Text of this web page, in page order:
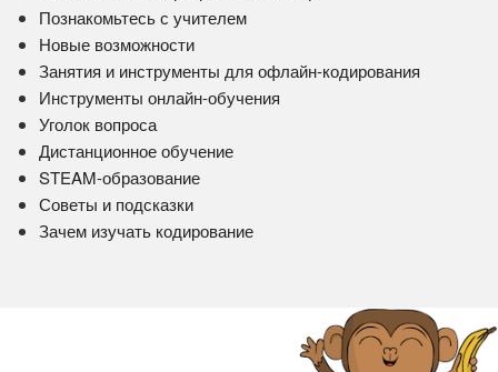
Познакомьтесь с учителем
Новые возможности
Занятия и инструменты для офлайн-кодирования
Инструменты онлайн-обучения
Уголок вопроса
Дистанционное обучение
STEAM-образование
Советы и подсказки
Зачем изучать кодирование